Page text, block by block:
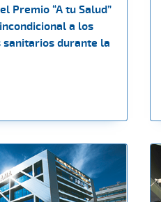
Premio “A tu Salud”
a los
durante la